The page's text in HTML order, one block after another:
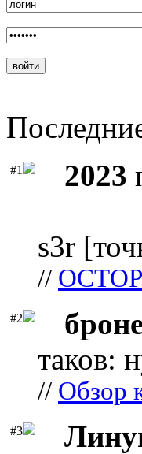
#1 2023
s3r
//
#2
таков:
// Обзор
#3